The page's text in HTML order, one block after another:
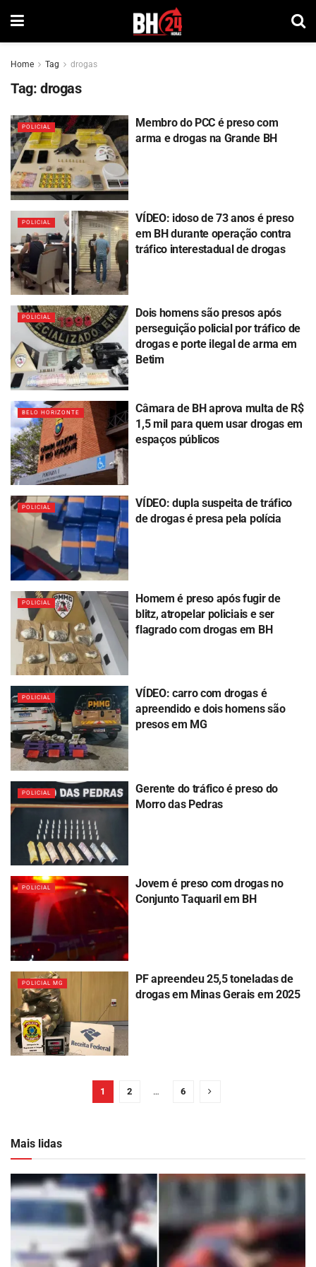
Home Tag drogas
Tag: drogas
POLICIAL
Membro do PCC é preso com
arma e drogas na Grande BH
POLICIAL
VÍDEO: idoso de 73 anos é preso
em BH durante operação contra
tráfico interestadual de drogas
POLICIAL
Dois homens são presos após
perseguição policial por tráfico de
drogas e porte ilegal de arma em
Betim
BELO HORIZONTE
Câmara de BH aprova multa de R$
1,5 mil para quem usar drogas em
espaços públicos
POLICIAL
VÍDEO: dupla suspeita de tráfico
de drogas é presa pela polícia
POLICIAL
Homem é preso após fugir de
blitz, atropelar policiais e ser
flagrado com drogas em BH
POLICIAL
VÍDEO: carro com drogas é
apreendido e dois homens são
presos em MG
POLICIAL
Gerente do tráfico é preso do
Morro das Pedras
POLICIAL
Jovem é preso com drogas no
Conjunto Taquaril em BH
POLICIAL MG
PF apreendeu 25,5 toneladas de
drogas em Minas Gerais em 2025
1 2 … 6
Mais lidas